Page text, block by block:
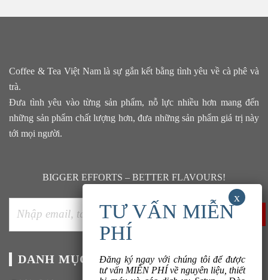
Coffee & Tea Việt Nam là sự gắn kết bằng tình yêu về cà phê và
trà.
Đưa tình yêu vào từng sản phẩm, nỗ lực nhiều hơn mang đến
những sản phẩm chất lượng hơn, đưa những sản phẩm giá trị này
tới mọi người.
BIGGER EFFORTS – BETTER FLAVOURS!
DANH MỤC
DỊCH VỤ
Đăng ký ngay với chúng tôi để được
tư vấn MIỄN PHÍ về nguyên liệu, thiết